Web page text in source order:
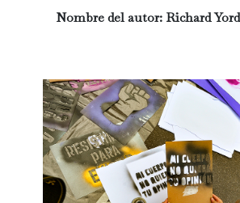
Nombre del autor: Richard